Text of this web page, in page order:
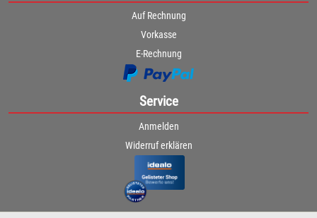
Auf Rechnung
Vorkasse
E-Rechnung
Service
Anmelden
Widerruf erklären